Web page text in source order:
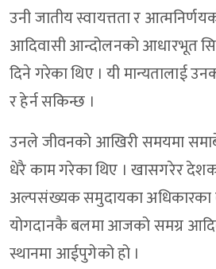
उनी जातीय स्वायत्तता र
आदिवासी आन्दोलनको आधारभूत
दिने गरेका थिए । यी मान्यतालाई
र हेर्न सकिन्छ ।
उनले जीवनको आखिरी समयमा
धेरै काम गरेका थिए । खासगरेर
अल्पसंख्यक समुदायका अधिकारका
योगदानकै बलमा आजको समग्र
स्थानमा आईपुगेको हो ।